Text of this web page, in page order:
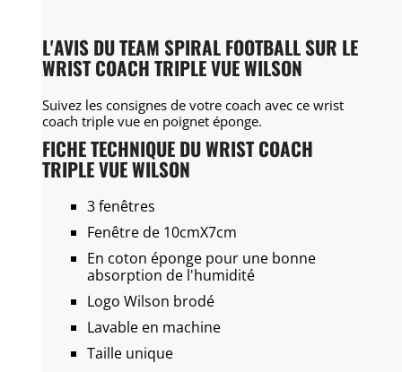
L'AVIS DU TEAM SPIRAL FOOTBALL SUR LE
WRIST COACH TRIPLE VUE WILSON
Suivez les consignes de votre coach avec ce wrist
coach triple vue en poignet éponge.
FICHE TECHNIQUE DU WRIST COACH
TRIPLE VUE WILSON
3 fenêtres
Fenêtre de 10cmX7cm
En coton éponge pour une bonne
absorption de l'humidité
Logo Wilson brodé
Lavable en machine
Taille unique